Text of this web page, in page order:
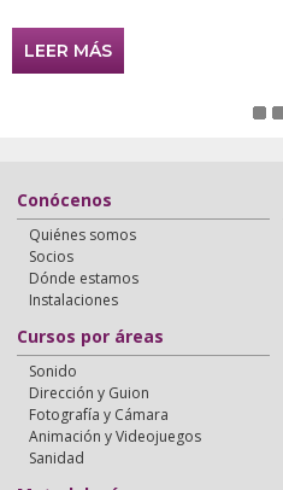
LEER MÁS
Conócenos
Quiénes somos
Socios
Dónde estamos
Instalaciones
Cursos por áreas
Sonido
Dirección y Guion
Fotografía y Cámara
Animación y Videojuegos
Sanidad